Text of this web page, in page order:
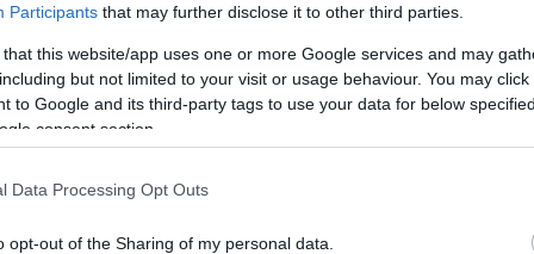
Participants that may further disclose it to other third parties.
that this website/app uses one or more Google services and may
but not limited to your visit or usage behaviour. You may
to Google and its third-party tags to use your data for below
consent section.
Data Processing Opt Outs
opt-out of the Sharing of my personal data.